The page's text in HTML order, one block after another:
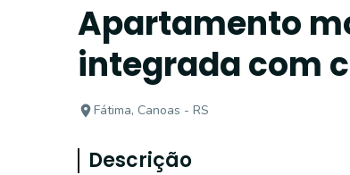
Apartamento
integrada com
Fátima, Canoas - RS
Descrição